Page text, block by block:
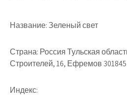
Название: Зеленый свет
Страна: Россия Тульская
Строителей, 16, Ефремов 301845
Индекс: